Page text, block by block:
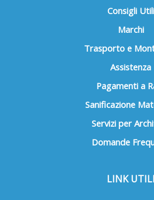
Consigli Utili
Marchi
Trasporto e
Assistenza
Pagamenti a
Sanificazione
Servizi per
Domande
LINK UTILI